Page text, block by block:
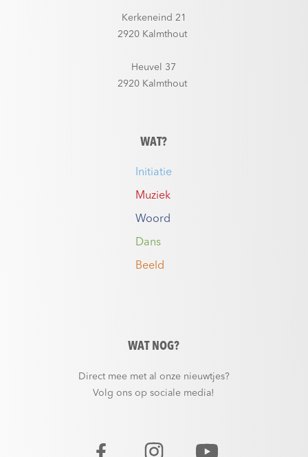
Kerkeneind 21
2920 Kalmthout
Heuvel 37
2920 Kalmthout
WAT?
Initiatie
Muziek
Woord
Dans
Beeld
WAT NOG?
Direct mee met al onze nieuwtjes?
Volg ons op sociale media!